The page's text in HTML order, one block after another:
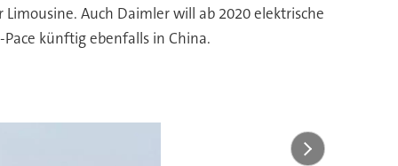
Auch Daimler will ab 2020 elektrische
künftig ebenfalls in China.